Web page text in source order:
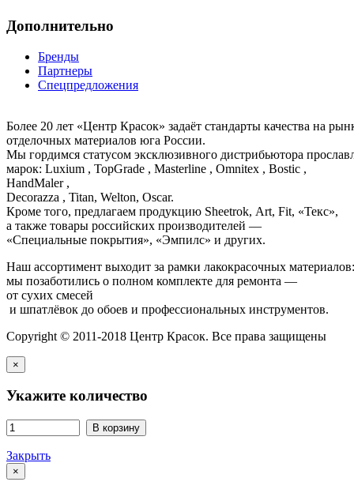
Дополнительно
Бренды
Партнеры
Спецпредложения
Более 20 лет «Центр Красок» задаёт стандарты качества на
отделочных материалов юга России.
Мы гордимся статусом эксклюзивного дистрибьютора
марок: Luxium , TopGrade , Masterline , Omnitex , Bostic ,
HandMaler ,
Decorazza , Titan, Welton, Oscar.
Кроме того, предлагаем продукцию Sheetrok, Art, Fit, «Текс»,
а также товары российских производителей —
«Специальные покрытия», «Эмпилс» и других.
Наш ассортимент выходит за рамки лакокрасочных
мы позаботились о полном комплекте для ремонта —
от сухих смесей
и шпатлёвок до обоев и профессиональных инструментов.
Copyright © 2011-2018 Центр Красок. Все права защищены
×
Укажите количество
В корзину
Закрыть
×